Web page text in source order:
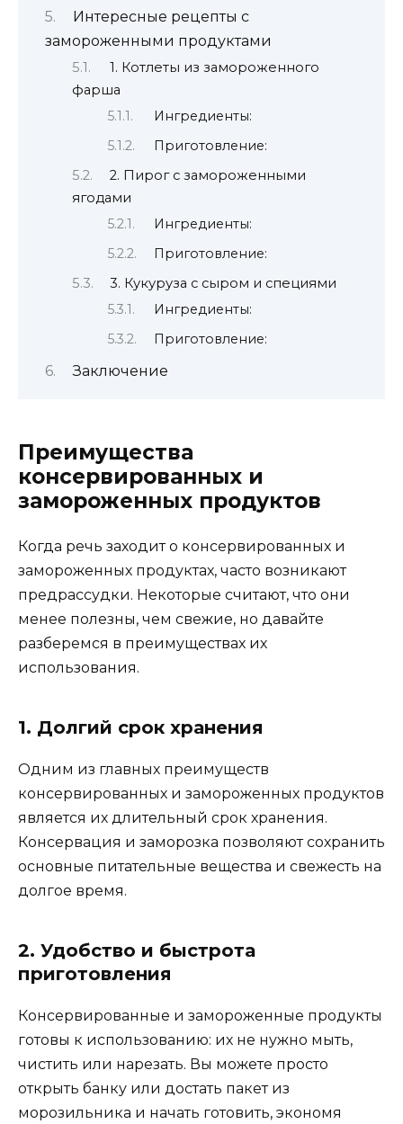
Интересные рецепты с
замороженными продуктами
1. Котлеты из замороженного
фарша
Ингредиенты:
Приготовление:
2. Пирог с замороженными
ягодами
Ингредиенты:
Приготовление:
3. Кукуруза с сыром и специями
Ингредиенты:
Приготовление:
Заключение
Преимущества
консервированных и
замороженных продуктов
Когда речь заходит о консервированных и
замороженных продуктах, часто возникают
предрассудки. Некоторые считают, что они
менее полезны, чем свежие, но давайте
разберемся в преимуществах их
использования.
1. Долгий срок хранения
Одним из главных преимуществ
консервированных и замороженных продуктов
является их длительный срок хранения.
Консервация и заморозка позволяют сохранить
основные питательные вещества и свежесть на
долгое время.
2. Удобство и быстрота
приготовления
Консервированные и замороженные продукты
готовы к использованию: их не нужно мыть,
чистить или нарезать. Вы можете просто
открыть банку или достать пакет из
морозильника и начать готовить, экономя